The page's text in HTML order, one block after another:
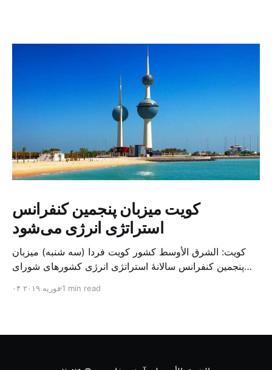
کویت میزبان پنجمین کنفرانس
استراتژی انرژی می‌شود
کویت: الشرق الأوسط کشور کویت فردا (سه شنبه) میزبان
پنجمین کنفرانس سالانهٔ استراتژی انرژی کشورهای شورای
متخصص از شرکت‌های جهانی نفت و گاز در این کنفرانس
۰۴ فوریه ۲۰۱۹1 min read